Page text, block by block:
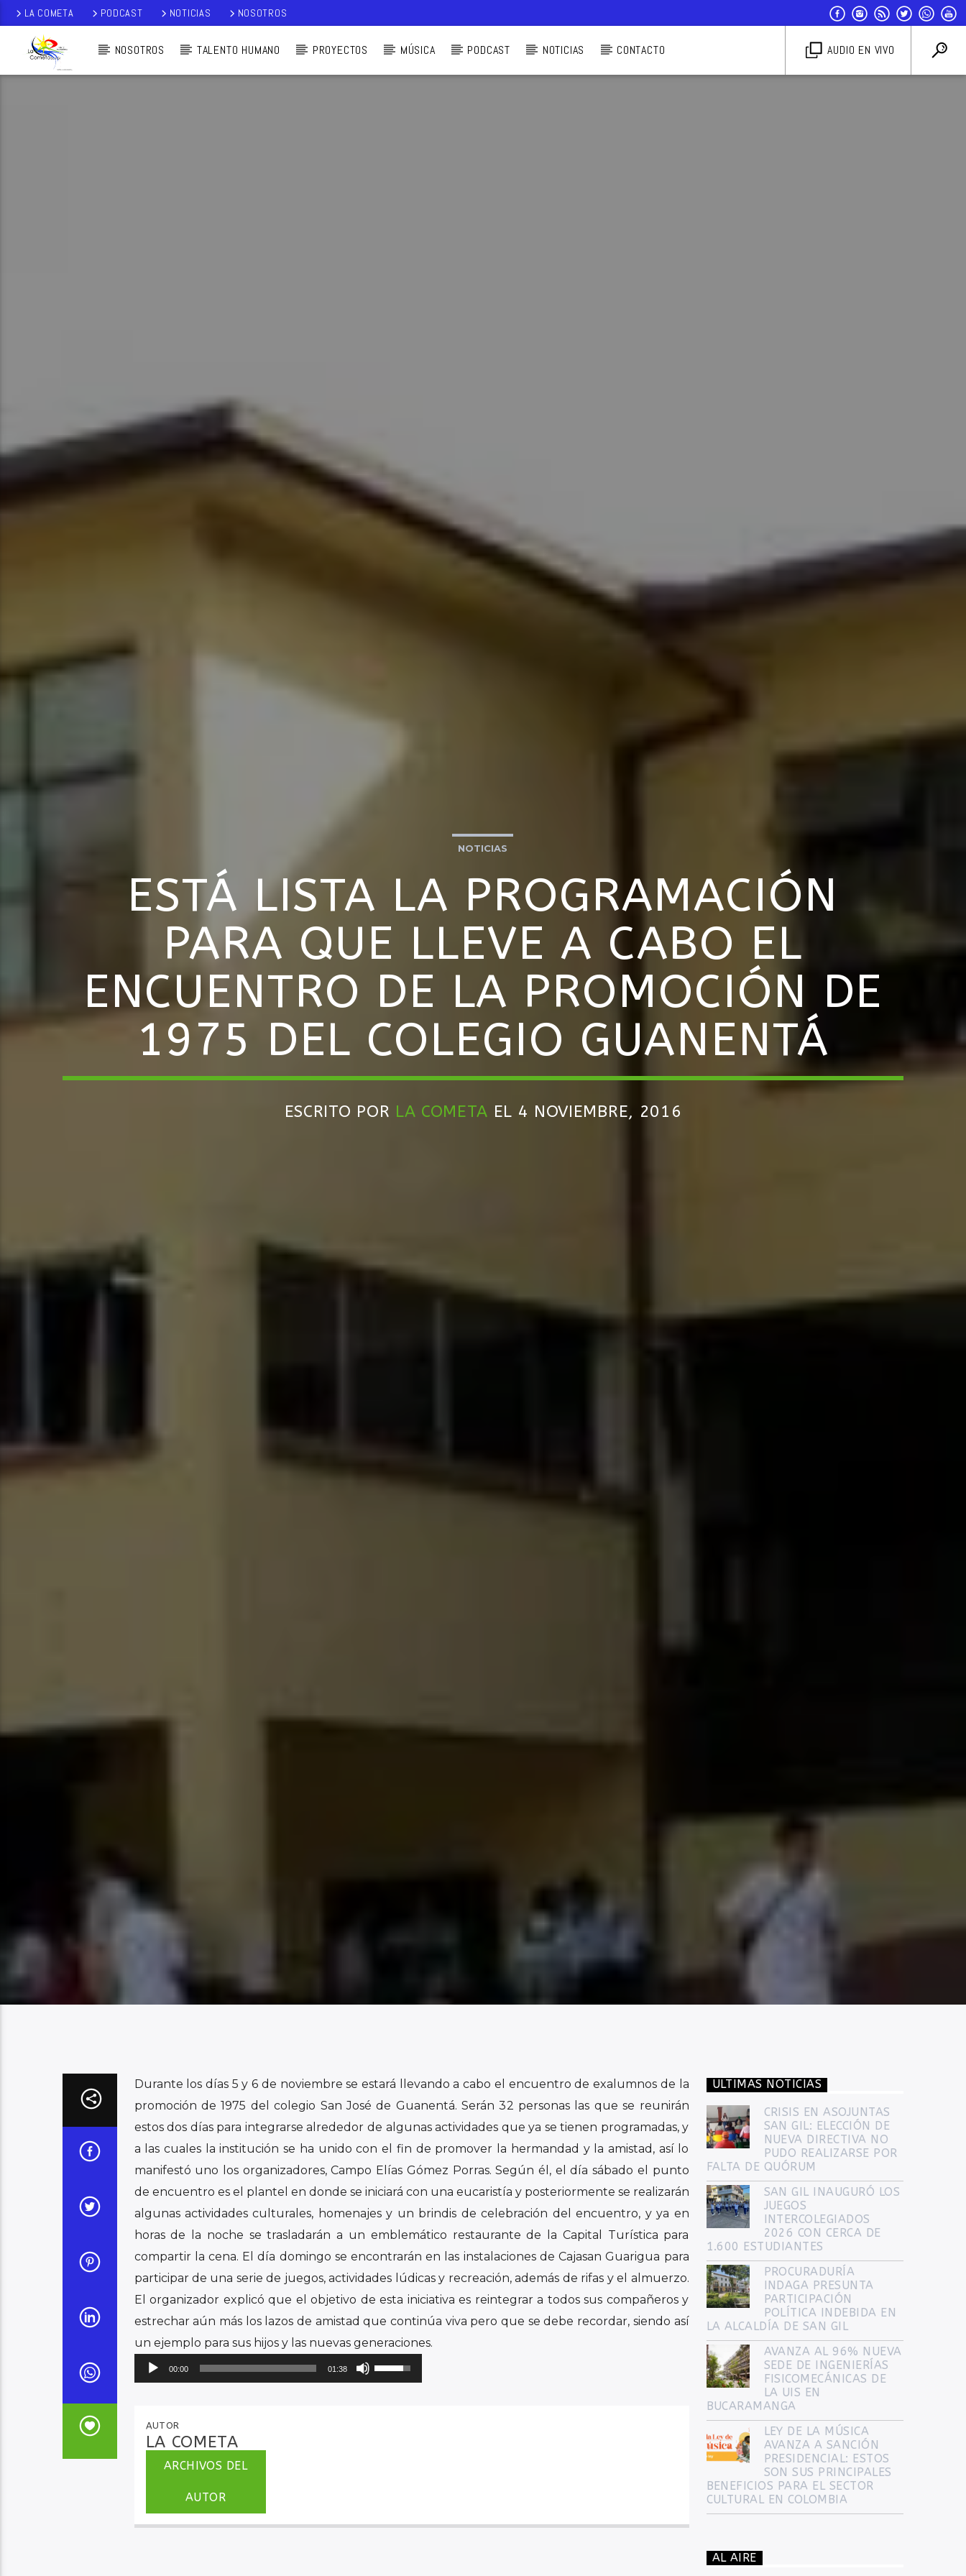
LA COMETA PODCAST NOTICIAS NOSOTROS
NOSOTROS TALENTO HUMANO PROYECTOS MÚSICA PODCAST NOTICIAS CONTACTO AUDIO EN VIVO
ESTÁ LISTA LA PROGRAMACIÓN
PARA QUE LLEVE A CABO EL
ENCUENTRO DE LA PROMOCIÓN DE
1975 DEL COLEGIO GUANENTÁ
EL 4 NOVIEMBRE, 2016
Durante los días 5 y 6 de noviembre se estará llevando a cabo el encuentro de exalumnos de la
promoción de 1975 del colegio San José de Guanentá. Serán 32 personas las que se reunirán
estos dos días para integrarse alrededor de algunas actividades que ya se tienen programadas, y
a las cuales la institución se ha unido con el fin de promover la hermandad y la amistad, así lo
manifestó uno los organizadores, Campo Elías Gómez Porras. Según él, el día sábado el punto
de encuentro es el plantel en donde se iniciará con una eucaristía y posteriormente se realizarán
algunas actividades culturales, homenajes y un brindis de celebración del encuentro, y ya en
horas de la noche se trasladarán a un emblemático restaurante de la Capital Turística para
compartir la cena. El día domingo se encontrarán en las instalaciones de Cajasan Guarigua para
participar de una serie de juegos, actividades lúdicas y recreación, además de rifas y el almuerzo.
El organizador explicó que el objetivo de esta iniciativa es reintegrar a todos sus compañeros y
estrechar aún más los lazos de amistad que continúa viva pero que se debe recordar, siendo así
un ejemplo para sus hijos y las nuevas generaciones.
audio
para
LA COMETA
ARCHIVOS DEL
AUTOR
ULTIMAS NOTICIAS
CRISIS EN ASOJUNTAS
SAN GIL: ELECCIÓN DE
NUEVA DIRECTIVA NO
PUDO REALIZARSE POR
FALTA DE QUÓRUM
SAN GIL INAUGURÓ LOS
JUEGOS
INTERCOLEGIADOS
2026 CON CERCA DE
1.600 ESTUDIANTES
PROCURADURÍA
INDAGA PRESUNTA
PARTICIPACIÓN
POLÍTICA INDEBIDA EN
LA ALCALDÍA DE SAN GIL
AVANZA AL 96% NUEVA
SEDE DE INGENIERÍAS
FISICOMECÁNICAS DE
LA UIS EN
BUCARAMANGA
LEY DE LA MÚSICA
AVANZA A SANCIÓN
PRESIDENCIAL: ESTOS
SON SUS PRINCIPALES
BENEFICIOS PARA EL SECTOR